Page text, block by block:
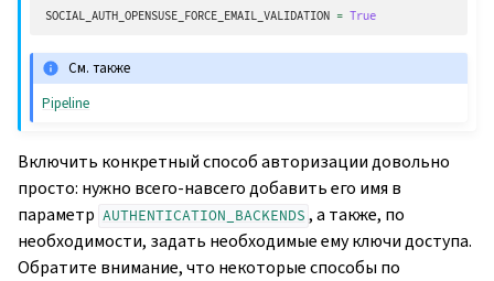
SOCIAL_AUTH_OPENSUSE_FORCE_EMAIL_VALIDATION = True
См. также
Pipeline
Включить конкретный способ авторизации довольно
просто: нужно всего-навсего добавить его имя в
параметр AUTHENTICATION_BACKENDS , а также, по
необходимости, задать необходимые ему ключи доступа.
Обратите внимание, что некоторые способы по